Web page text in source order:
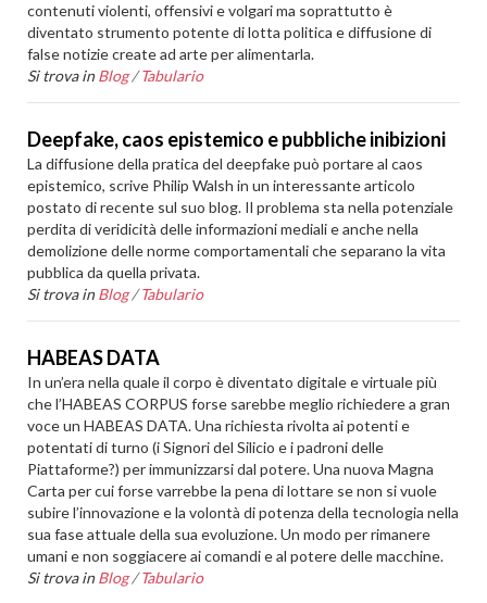
contenuti violenti, offensivi e volgari ma soprattutto è
diventato strumento potente di lotta politica e diffusione di
false notizie create ad arte per alimentarla.
Si trova in Blog /Tabulario
Deepfake, caos epistemico e pubbliche inibizioni
La diffusione della pratica del deepfake può portare al caos
epistemico, scrive Philip Walsh in un interessante articolo
postato di recente sul suo blog. Il problema sta nella potenziale
perdita di veridicità delle informazioni mediali e anche nella
demolizione delle norme comportamentali che separano la vita
pubblica da quella privata.
Si trova in Blog /Tabulario
HABEAS DATA
In un’era nella quale il corpo è diventato digitale e virtuale più
che l’HABEAS CORPUS forse sarebbe meglio richiedere a gran
voce un HABEAS DATA. Una richiesta rivolta ai potenti e
potentati di turno (i Signori del Silicio e i padroni delle
Piattaforme?) per immunizzarsi dal potere. Una nuova Magna
Carta per cui forse varrebbe la pena di lottare se non si vuole
subire l’innovazione e la volontà di potenza della tecnologia nella
sua fase attuale della sua evoluzione. Un modo per rimanere
umani e non soggiacere ai comandi e al potere delle macchine.
Si trova in Blog /Tabulario